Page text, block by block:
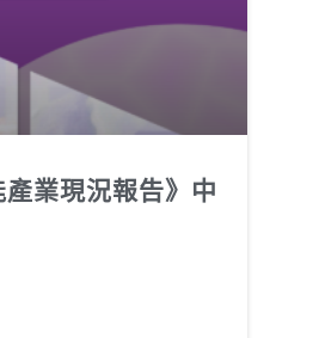
產業現況報告》中